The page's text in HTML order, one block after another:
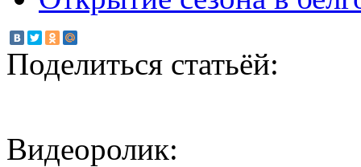
Поделиться статьёй:
Видеоролик: